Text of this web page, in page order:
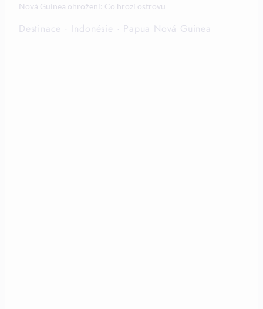
Nová Guinea ohrožení: Co hrozí ostrovu
Destinace · Indonésie · Papua Nová Guinea